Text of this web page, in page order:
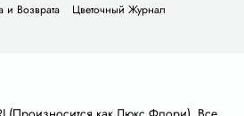
и Возврата
Цветочный Журнал